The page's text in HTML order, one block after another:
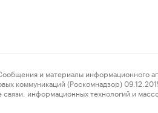
и материалы информационного
коммуникаций (Роскомнадзор)
информационных технологий и